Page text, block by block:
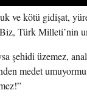
ve kötü gidişat,
Türk Milleti’nin
şehidi üzemez,
medet